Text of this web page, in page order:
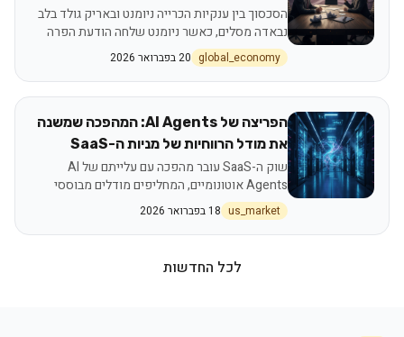
הסכסוך בין ענקיות הכרייה ניומנט ובאריק גולד בלב
נבאדה מסלים, כאשר ניומנט שלחה הודעת הפרה
Mines (NGM). הסכסוך מתרחש על רקע מחירי זהב
גבוהים, ועלול להשפיע על היצע הזהב העולמי ועל
במגעים לפתרון המחלוקת, עם השלכות פוטנציאליות
על המשקיעים.
global_economy 20 בפברואר 2026
הפריצה של AI Agents: המהפכה שמשנה
את מודל הרווחיות של מניות ה-SaaS
שוק ה-SaaS עובר מהפכה עם עלייתם של AI
Agents אוטונומיים, המחליפים מודלים מבוססי
משתמש במודלים מבוססי תוצאה וצריכה. חברות
מובילות את המעבר, תוך יצירת מקורות הכנסה
ליולי 2026, השוק מתמקד בהתמחות סוכנים,
us_market 18 בפברואר 2026
לכל החדשות